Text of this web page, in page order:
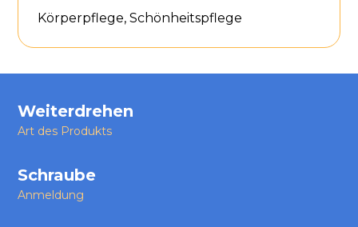
Körperpflege, Schönheitspflege
Weiterdrehen
Art des Produkts
Schraube
Anmeldung